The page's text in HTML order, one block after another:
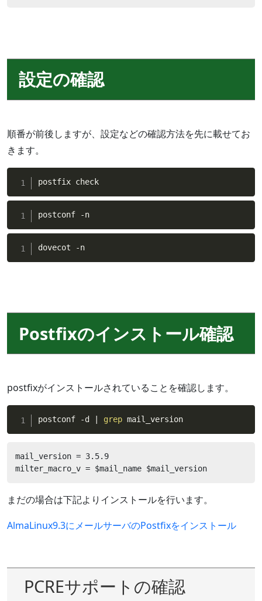
設定の確認
順番が前後しますが、設定などの確認方法を先に載せてお
きます。
postfix check
postconf -n
dovecot -n
Postfixのインストール確認
postfixがインストールされていることを確認します。
postconf -d grep mail_version
mail_version = 3.5.9
milter_macro_v = $mail_name $mail_version
まだの場合は下記よりインストールを行います。
AlmaLinux9.3にメールサーバのPostfixをインストール
PCREサポートの確認